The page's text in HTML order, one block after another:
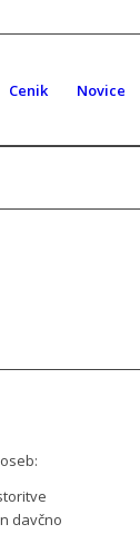
Cenik Novice
davčno